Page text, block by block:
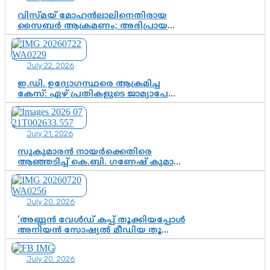
വിസ്മയ് മോഹൻലാലിനെതിരായ
സൈബർ ആക്രമണം; അഭിപ്രായ
സ്വാതന്ത്ര്യത്തെ നിശ്ശബ്ദമാക്കുന്ന
ഡിജിറ്റൽ ഗുണ്ടായിസത്തിന് അറുതി
വേണം
July 22, 2026
ഇ.ഡി. ഉദ്യോഗസ്ഥരെ ആക്രമിച്ച
കേസ്: ഏഴ് പ്രതികളുടെ ജാമ്യാപേക്ഷ
വീണ്ടും തള്ളി; അന്വേഷണം തുടരാൻ
കോടതി അനുമതി
July 21, 2026
സുകുമാരൻ നായർക്കെതിരെ
ആഞ്ഞടിച്ച് കെ.ബി. ഗണേഷ് കുമാർ,
വി.ഡി. സതീശന് പൂർണ പിന്തുണ
July 20, 2026
‘അണ്ണൻ വേൾഡ് കപ്പ് തൂക്കിയപ്പോൾ
അനിയൻ സോഷ്യൽ മീഡിയ തൂക്കി’;
ലാമിൻ യമാലിന്റെ
കിരീടധാരണത്തിനിടെ
ശ്രദ്ധാകേന്ദ്രമായി മൂന്ന് വയസ്സുകാരൻ
July 20, 2026